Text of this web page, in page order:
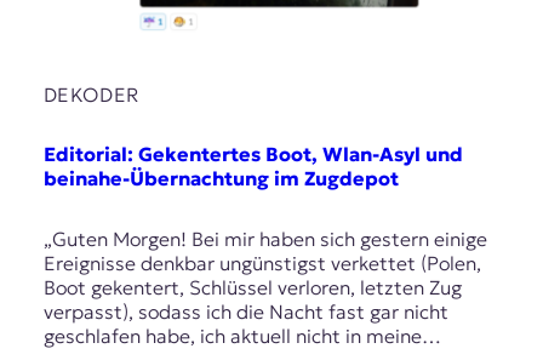
DEKODER
Editorial: Gekentertes Boot, Wlan-Asyl und
beinahe-Übernachtung im Zugdepot
„Guten Morgen! Bei mir haben sich gestern einige
Ereignisse denkbar ungünstigst verkettet (Polen,
Boot gekentert, Schlüssel verloren, letzten Zug
verpasst), sodass ich die Nacht fast gar nicht
geschlafen habe, ich aktuell nicht in meine…